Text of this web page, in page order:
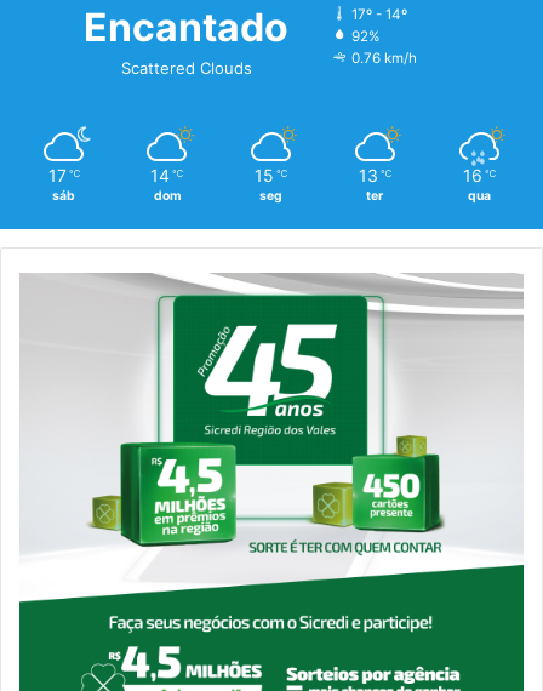
Encantado
Scattered Clouds
17º - 14º
92%
0.76 km/h
17 ℃
sáb
14 ℃
dom
15 ℃
seg
13 ℃
ter
16 ℃
qua